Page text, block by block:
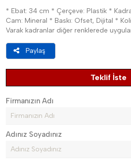
* Ebat: 34 cm * Çerçeve: Plastik *
Cam: Mineral * Baskı: Ofset, Dijital *
Varak kadranlar diğer renklerede
Paylaş
Teklif İste
Firmanızın Adı
Adınız Soyadınız